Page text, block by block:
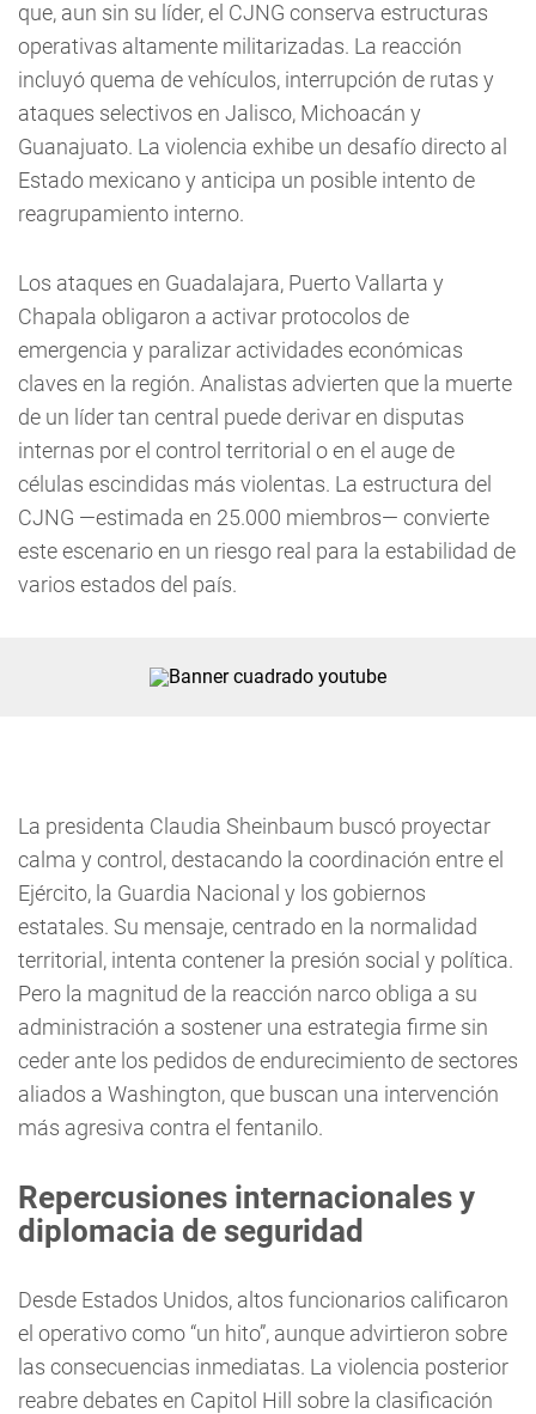
que, aun sin su líder, el CJNG conserva estructuras
operativas altamente militarizadas. La reacción
incluyó quema de vehículos, interrupción de rutas y
ataques selectivos en Jalisco, Michoacán y
Guanajuato. La violencia exhibe un desafío directo al
Estado mexicano y anticipa un posible intento de
reagrupamiento interno.
Los ataques en Guadalajara, Puerto Vallarta y
Chapala obligaron a activar protocolos de
emergencia y paralizar actividades económicas
claves en la región. Analistas advierten que la muerte
de un líder tan central puede derivar en disputas
internas por el control territorial o en el auge de
células escindidas más violentas. La estructura del
CJNG —estimada en 25.000 miembros— convierte
este escenario en un riesgo real para la estabilidad de
varios estados del país.
La presidenta Claudia Sheinbaum buscó proyectar
calma y control, destacando la coordinación entre el
Ejército, la Guardia Nacional y los gobiernos
estatales. Su mensaje, centrado en la normalidad
territorial, intenta contener la presión social y política.
Pero la magnitud de la reacción narco obliga a su
administración a sostener una estrategia firme sin
ceder ante los pedidos de endurecimiento de sectores
aliados a Washington, que buscan una intervención
más agresiva contra el fentanilo.
Repercusiones internacionales y
diplomacia de seguridad
Desde Estados Unidos, altos funcionarios calificaron
el operativo como “un hito”, aunque advirtieron sobre
las consecuencias inmediatas. La violencia posterior
reabre debates en Capitol Hill sobre la clasificación